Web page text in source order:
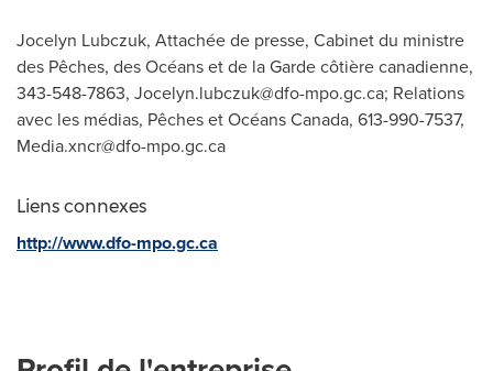
Jocelyn Lubczuk, Attachée de presse, Cabinet du ministre
des Pêches, des Océans et de la Garde côtière canadienne,
343-548-7863, Jocelyn.lubczuk@dfo-mpo.gc.ca; Relations
avec les médias, Pêches et Océans Canada, 613-990-7537,
Media.xncr@dfo-mpo.gc.ca
Liens connexes
http://www.dfo-mpo.gc.ca